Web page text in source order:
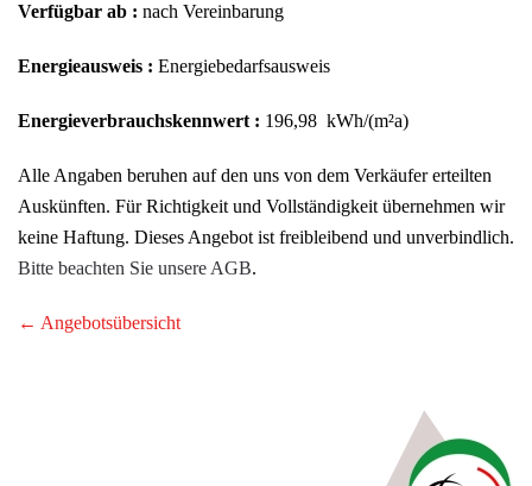
Verfügbar ab : nach Vereinbarung
Energieausweis : Energiebedarfsausweis
Energieverbrauchskennwert : 196,98 kWh/(m²a)
Alle Angaben beruhen auf den uns von dem Verkäufer erteilten
Auskünften. Für Richtigkeit und Vollständigkeit übernehmen wir
keine Haftung. Dieses Angebot ist freibleibend und unverbindlich.
Bitte beachten Sie unsere AGB.
← Angebotsübersicht